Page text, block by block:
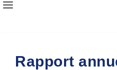
Rapport